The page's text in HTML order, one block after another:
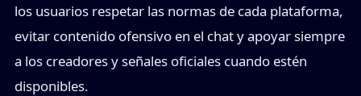
los usuarios respetar las normas de cada plataforma,
evitar contenido ofensivo en el chat y apoyar siempre
a los creadores y señales oficiales cuando estén
disponibles.